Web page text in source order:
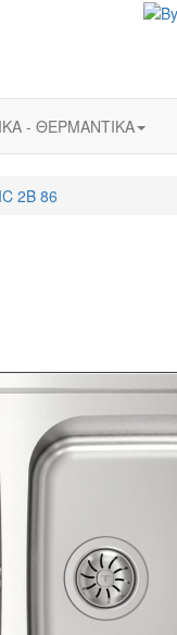
- ΘΕΡΜΑΝΤΙΚΑ
2B 86